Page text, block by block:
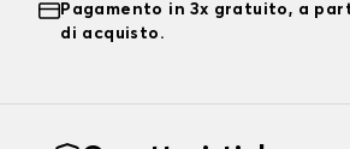
Pagamento in 3x gratuito, a
di acquisto.